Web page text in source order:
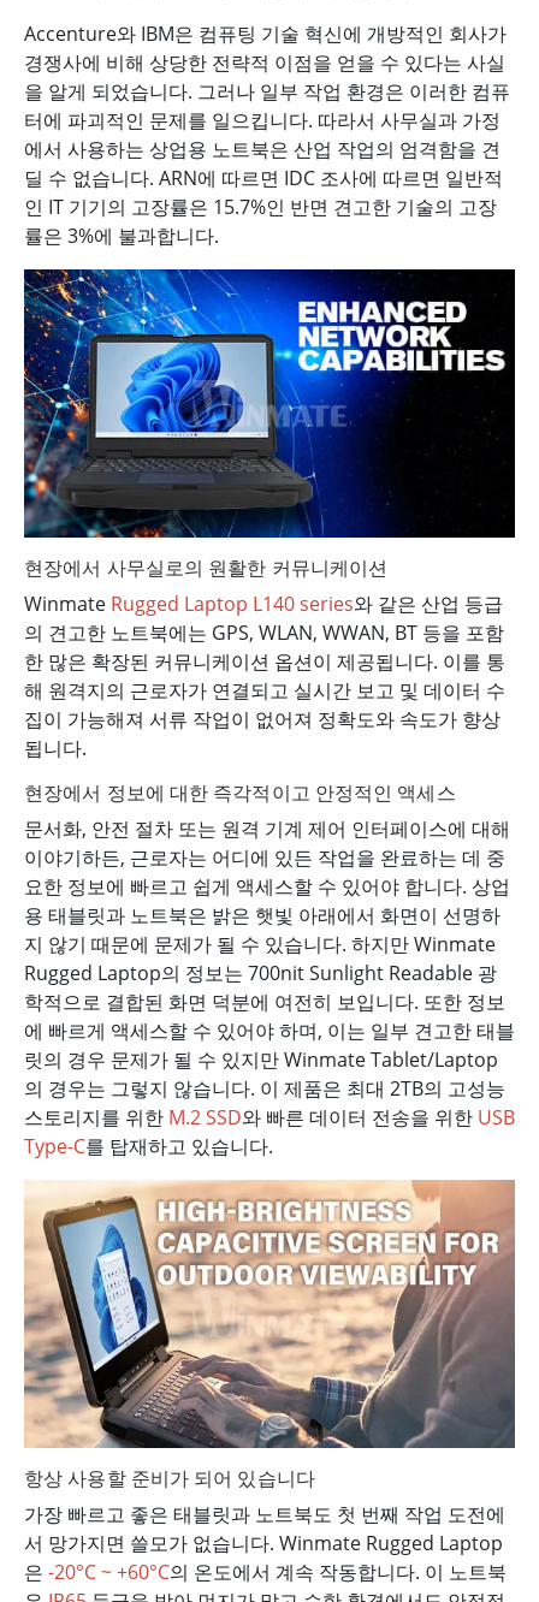
Accenture와 IBM은 컴퓨팅 기술 혁신에 개방적인 회사가
경쟁사에 비해 상당한 전략적 이점을 얻을 수 있다는 사실
을 알게 되었습니다. 그러나 일부 작업 환경은 이러한 컴퓨
터에 파괴적인 문제를 일으킵니다. 따라서 사무실과 가정
에서 사용하는 상업용 노트북은 산업 작업의 엄격함을 견
딜 수 없습니다. ARN에 따르면 IDC 조사에 따르면 일반적
인 IT 기기의 고장률은 15.7%인 반면 견고한 기술의 고장
률은 3%에 불과합니다.
현장에서 사무실로의 원활한 커뮤니케이션
Winmate Rugged Laptop L140 series와 같은 산업 등급
의 견고한 노트북에는 GPS, WLAN, WWAN, BT 등을 포함
한 많은 확장된 커뮤니케이션 옵션이 제공됩니다. 이를 통
해 원격지의 근로자가 연결되고 실시간 보고 및 데이터 수
집이 가능해져 서류 작업이 없어져 정확도와 속도가 향상
됩니다.
현장에서 정보에 대한 즉각적이고 안정적인 액세스
문서화, 안전 절차 또는 원격 기계 제어 인터페이스에 대해
이야기하든, 근로자는 어디에 있든 작업을 완료하는 데 중
요한 정보에 빠르고 쉽게 액세스할 수 있어야 합니다. 상업
용 태블릿과 노트북은 밝은 햇빛 아래에서 화면이 선명하
지 않기 때문에 문제가 될 수 있습니다. 하지만 Winmate
Rugged Laptop의 정보는 700nit Sunlight Readable 광
학적으로 결합된 화면 덕분에 여전히 보입니다. 또한 정보
에 빠르게 액세스할 수 있어야 하며, 이는 일부 견고한 태블
릿의 경우 문제가 될 수 있지만 Winmate Tablet/Laptop
의 경우는 그렇지 않습니다. 이 제품은 최대 2TB의 고성능
스토리지를 위한 M.2 SSD와 빠른 데이터 전송을 위한 USB
Type-C를 탑재하고 있습니다.
항상 사용할 준비가 되어 있습니다
가장 빠르고 좋은 태블릿과 노트북도 첫 번째 작업 도전에
서 망가지면 쓸모가 없습니다. Winmate Rugged Laptop
은 -20°C ~ +60°C의 온도에서 계속 작동합니다. 이 노트북